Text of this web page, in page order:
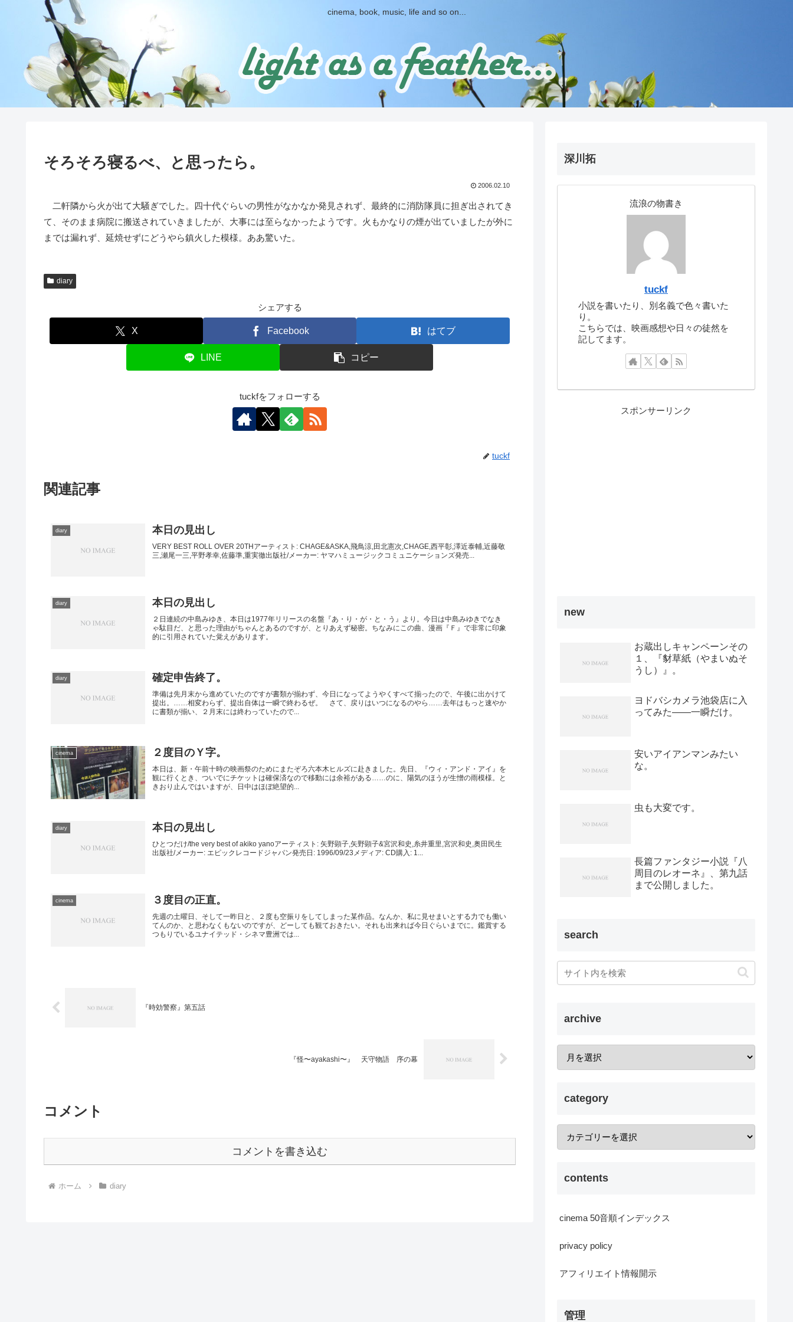
cinema, book, music, life and so on...
そろそろ寝るべ、と思ったら。
2006.02.10
二軒隣から火が出て大騒ぎでした。四十代ぐらいの男性がなかなか発見されず、最終的に消防隊員に担ぎ出されてき
て、そのまま病院に搬送されていきましたが、大事には至らなかったようです。火もかなりの煙が出ていましたが外に
までは漏れず、延焼せずにどうやら鎮火した模様。ああ驚いた。
diary
シェアする
X Facebook はてブ
LINE コピー
tuckfをフォローする
tuckf
関連記事
diary 本日の見出し
VERY BEST ROLL OVER 20THアーティスト: CHAGE&ASKA,飛鳥涼,田北憲次,CHAGE,西平彰,澤近泰輔,近藤敬
三,瀬尾一三,平野孝幸,佐藤準,重実徹出版社/メーカー: ヤマハミュージックコミュニケーションズ発売...
diary 本日の見出し
２日連続の中島みゆき、本日は1977年リリースの名盤『あ・り・が・と・う』より。今日は中島みゆきでなき
ゃ駄目だ、と思った理由がちゃんとあるのですが、とりあえず秘密。ちなみにこの曲、漫画『Ｆ』で非常に印象
的に引用されていた覚えがあります。
diary 確定申告終了。
準備は先月末から進めていたのですが書類が揃わず、今日になってようやくすべて揃ったので、午後に出かけて
提出。……相変わらず、提出自体は一瞬で終わるぜ。 さて、戻りはいつになるのやら……去年はもっと速やか
に書類が揃い、２月末には終わっていたので...
cinema ２度目のＹ字。
本日は、新・午前十時の映画祭のためにまたぞろ六本木ヒルズに赴きました。先日、『ウィ・アンド・アイ』を
観に行くとき、ついでにチケットは確保済なので移動には余裕がある……のに、陽気のほうが生憎の雨模様。と
きおり止んではいますが、日中はほぼ絶望的...
diary 本日の見出し
ひとつだけ/the very best of akiko yanoアーティスト: 矢野顕子,矢野顕子&宮沢和史,糸井重里,宮沢和史,奥田民生
出版社/メーカー: エピックレコードジャパン発売日: 1996/09/23メディア: CD購入: 1...
cinema ３度目の正直。
先週の土曜日、そして一昨日と、２度も空振りをしてしまった某作品。なんか、私に見せまいとする力でも働い
てんのか、と思わなくもないのですが、どーしても観ておきたい。それも出来れば今日ぐらいまでに。鑑賞する
つもりでいるユナイテッド・シネマ豊洲では...
『時効警察』第五話
『怪〜ayakashi〜』 天守物語 序の幕
コメント
コメントを書き込む
ホーム diary
深川拓
流浪の物書き
tuckf
小説を書いたり、別名義で色々書いた
り。
こちらでは、映画感想や日々の徒然を
記してます。
スポンサーリンク
new
お蔵出しキャンペーンその
１、『豺草紙（やまいぬそ
うし）』。
ヨドバシカメラ池袋店に入
ってみた――一瞬だけ。
安いアイアンマンみたい
な。
虫も大変です。
長篇ファンタジー小説『八
周目のレオーネ』、第九話
まで公開しました。
search
archive
category
contents
cinema 50音順インデックス
privacy policy
アフィリエイト情報開示
管理